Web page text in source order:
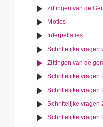
Zittingen van de
Moties
Interpellaties
Schriftelijke vragen
Zittingen van de
Schriftelijke vragen
Schriftelijke vragen
Schriftelijke vragen
Schriftelijke vragen